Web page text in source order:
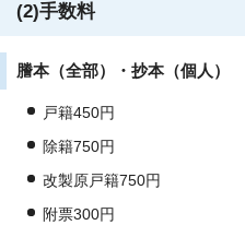
(2)手数料
謄本（全部）・抄本（個人）
戸籍450円
除籍750円
改製原戸籍750円
附票300円